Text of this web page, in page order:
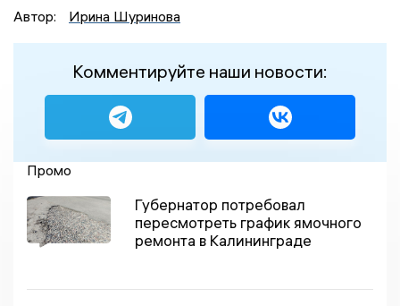
Автор:
Ирина Шуринова
Комментируйте наши новости:
Промо
Губернатор потребовал
пересмотреть график ямочного
ремонта в Калининграде